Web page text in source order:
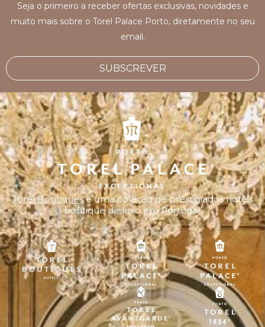
Seja o primeiro a receber ofertas exclusivas, novidades e
muito mais sobre o Torel Palace Porto, diretamente no seu
email.
SUBSCREVER
Torel Boutiquesé uma coleção de prestigiados hotéis
boutique de luxo em Portugal.